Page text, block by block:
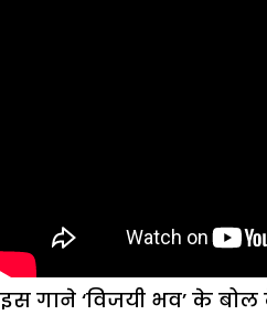
इस गाने ‘विजयी भव’ के